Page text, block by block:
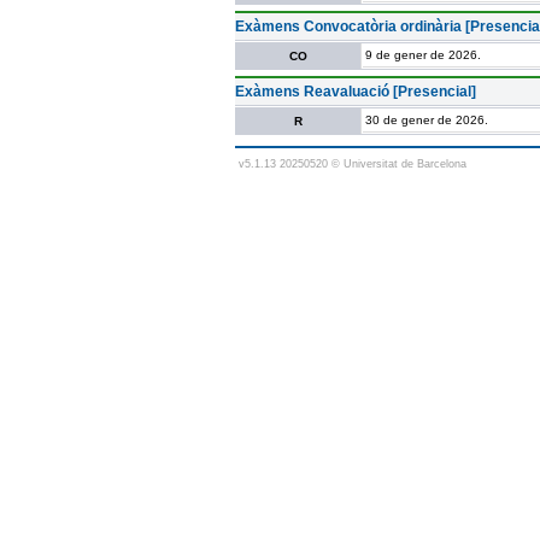
Exàmens Convocatòria ordinària
CO 9 de gener de 2026.
Exàmens Reavaluació [Presencial]
R 30 de gener de 2026.
v5.1.13 20250520 © Universitat de Barcelona